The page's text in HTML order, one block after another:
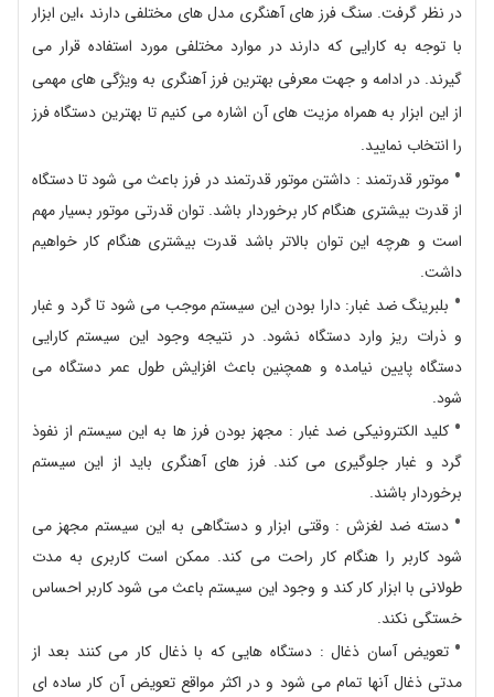
در نظر گرفت. سنگ فرز های آهنگری مدل های مختلفی دارند ،این ابزار
با توجه به کارایی که دارند در موارد مختلفی مورد استفاده قرار می
گیرند. در ادامه و جهت معرفی بهترین فرز آهنگری به ویژگی های مهمی
از این ابزار به همراه مزیت های آن اشاره می کنیم تا بهترین دستگاه فرز
را انتخاب نمایید.
موتور قدرتمند : داشتن موتور قدرتمند در فرز باعث می شود تا دستگاه
از قدرت بیشتری هنگام کار برخوردار باشد. توان قدرتی موتور بسیار مهم
است و هرچه این توان بالاتر باشد قدرت بیشتری هنگام کار خواهیم
داشت.
بلبرینگ ضد غبار: دارا بودن این سیستم موجب می شود تا گرد و غبار
و ذرات ریز وارد دستگاه نشود. در نتیجه وجود این سیستم کارایی
دستگاه پایین نیامده و همچنین باعث افزایش طول عمر دستگاه می
شود.
کلید الکترونیکی ضد غبار : مجهز بودن فرز ها به این سیستم از نفوذ
گرد و غبار جلوگیری می کند. فرز های آهنگری باید از این سیستم
برخوردار باشند.
دسته ضد لغزش : وقتی ابزار و دستگاهی به این سیستم مجهز می
شود کاربر را هنگام کار راحت می کند. ممکن است کاربری به مدت
طولانی با ابزار کار کند و وجود این سیستم باعث می شود کاربر احساس
خستگی نکند.
تعویض آسان ذغال : دستگاه هایی که با ذغال کار می کنند بعد از
مدتی ذغال آنها تمام می شود و در اکثر مواقع تعویض آن کار ساده ای